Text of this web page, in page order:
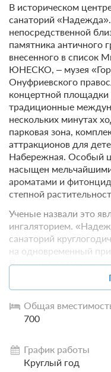
В историческом
санаторий
непосредственной
памятника античного
внесенного в список
ЮНЕСКО, – музея
Онуфриевского
концертной площадки
традиционные
нескольких минутах
парковая зона,
аттракционов для
Набережная. Особый
насыщен
ароматами и
степной
Ученые назвали это
ингаляторием.
санаторий
на одновременный
Престижное
широкий спектр
проживание,
водно-спортивный
экскурсионных и
дифференциация цен
пользу «Надежды».
Общая
700
График работы
Круглый год